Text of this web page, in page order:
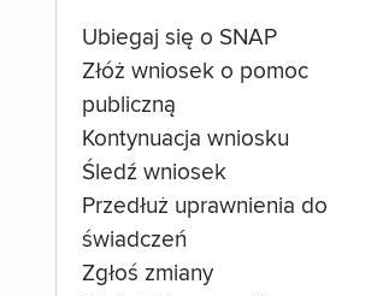
Ubiegaj się o SNAP
Złóż wniosek o pomoc
publiczną
Kontynuacja wniosku
Śledź wniosek
Przedłuż uprawnienia do
świadczeń
Zgłoś zmiany